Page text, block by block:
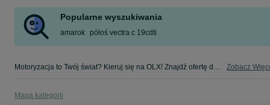
Popularne wyszukiwania
amarok półoś vectra c 19cdti
Motoryzacja to Twój świat? Kieruj się na OLX! Znajdź ofertę dla siebie w kategorii Motoryzacja na OLX - Nowogrodziec i okolice! Zobacz
Mapa kategorii